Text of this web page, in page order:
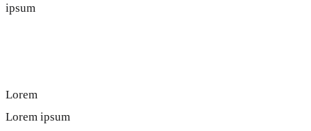
ipsum
Lorem
Lorem ipsum